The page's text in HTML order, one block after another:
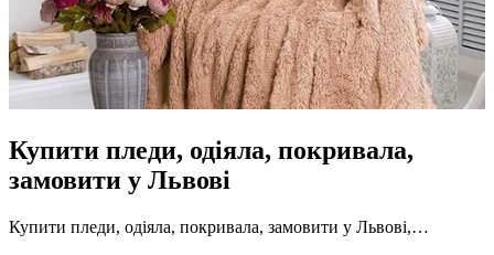
Купити пледи, одіяла, покривала,
замовити у Львові
Купити пледи, одіяла, покривала, замовити у Львові,…